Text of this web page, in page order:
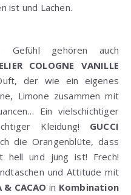
ist und Lachen.
gehören auch
COLOGNE VANILLE
der wie ein eigenes
Limone zusammen mit
Ein vielschichtiger
Kleidung! GUCCI
die Orangenblüte, dass
hell und jung ist! Frech!
und Attitude mit
& CACAO in Kombination